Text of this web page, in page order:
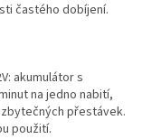
častého dobíjení.
akumulátor s
na jedno nabití,
přestávek.
použití.